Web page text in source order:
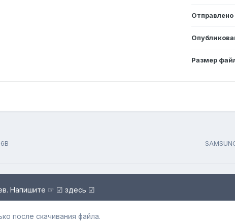
Отправлено
Размер
Напишите ☞ ☑ здесь ☑
после скачивания файла.